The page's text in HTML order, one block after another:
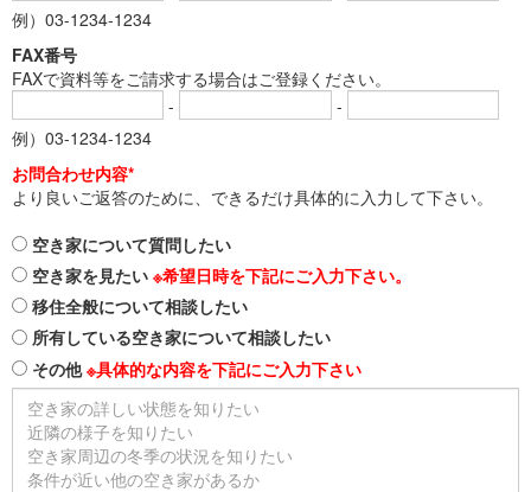
例）03-1234-1234
FAX番号
FAXで資料等をご請求する場合はご登録ください。
-
-
例）03-1234-1234
お問合わせ内容*
より良いご返答のために、できるだけ具体的に入力して下さい。
空き家について質問したい
空き家を見たい ※希望日時を下記にご入力下さい。
移住全般について相談したい
所有している空き家について相談したい
その他※具体的な内容を下記にご入力下さい